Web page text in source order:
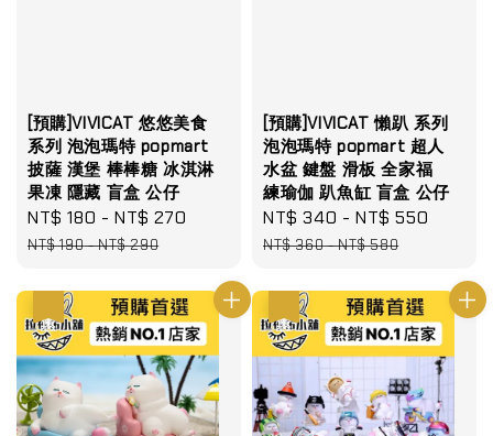
[預購]VIVICAT 悠悠美食
系列 泡泡瑪特 popmart
披薩 漢堡 棒棒糖 冰淇淋
果凍 隱藏 盲盒 公仔
Sale
price
NT$ 180 -NT$ 270
NT$ 190-NT$ 290
[預購]VIVICAT 懶趴 系列
泡泡瑪特 popmart 超人
水盆 鍵盤 滑板 全家福
練瑜伽 趴魚缸 盲盒 公仔
Sale
price
NT$ 340 -NT$ 550
NT$ 360-NT$ 580